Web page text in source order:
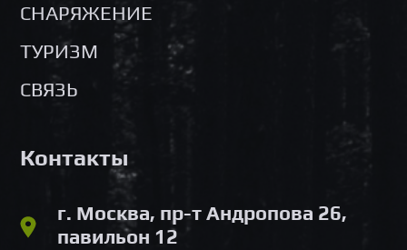
СНАРЯЖЕНИЕ
ТУРИЗМ
СВЯЗЬ
Контакты
г. Москва, пр-т Андропова 26,
павильон 12